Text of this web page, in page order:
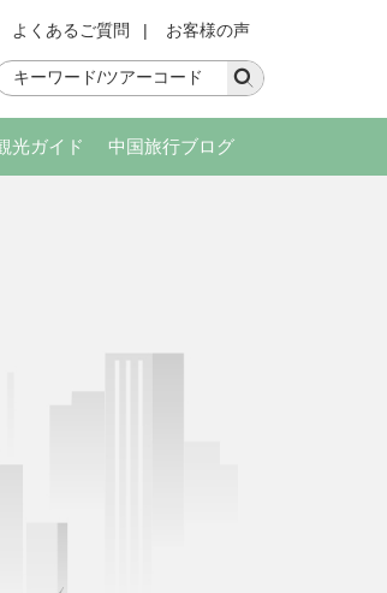
よくあるご質問 | お客様の声
光ガイド 中国旅行ブログ